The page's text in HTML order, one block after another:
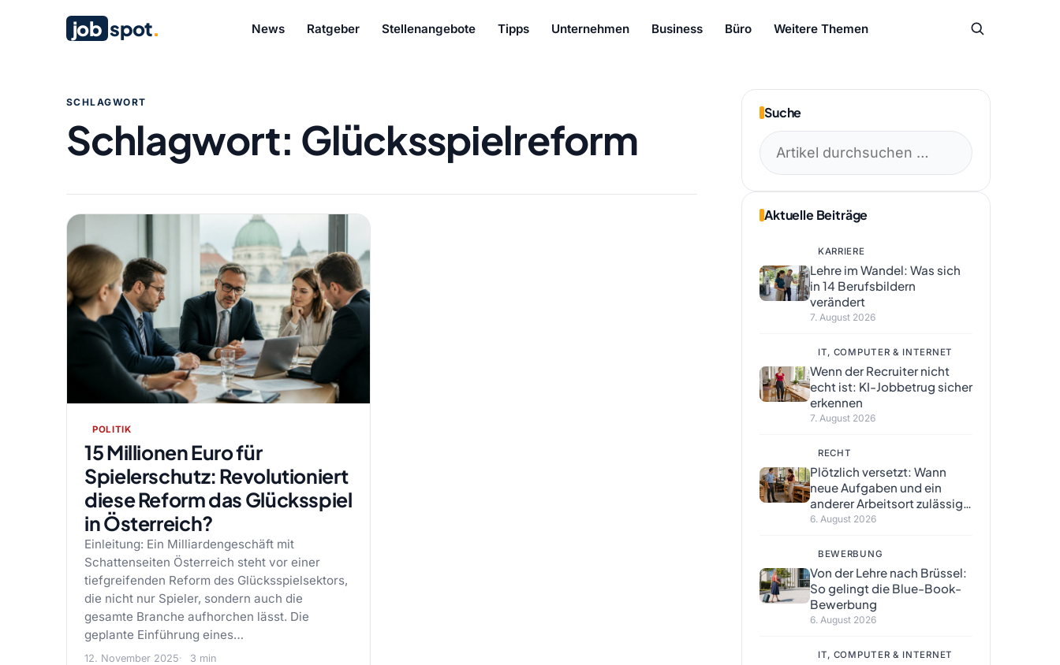
job spot. News Ratgeber Stellenangebote Tipps Unternehmen Business Büro Weitere Themen
SCHLAGWORT
Schlagwort: Glücksspielreform
POLITIK
15 Millionen Euro für
Spielerschutz: Revolutioniert
diese Reform das Glücksspiel
in Österreich?
Einleitung: Ein Milliardengeschäft mit
Schattenseiten Österreich steht vor einer
tiefgreifenden Reform des Glücksspielsektors,
die nicht nur Spieler, sondern auch die
gesamte Branche aufhorchen lässt. Die
geplante Einführung eines…
12. November 2025 3 min
Suche
Aktuelle Beiträge
KARRIERE
Lehre im Wandel: Was sich
in 14 Berufsbildern
verändert
7. August 2026
IT, COMPUTER & INTERNET
Wenn der Recruiter nicht
echt ist: KI-Jobbetrug sicher
erkennen
7. August 2026
RECHT
Plötzlich versetzt: Wann
neue Aufgaben und ein
anderer Arbeitsort zulässig
sind
6. August 2026
BEWERBUNG
Von der Lehre nach Brüssel:
So gelingt die Blue-Book-
Bewerbung
6. August 2026
IT, COMPUTER & INTERNET